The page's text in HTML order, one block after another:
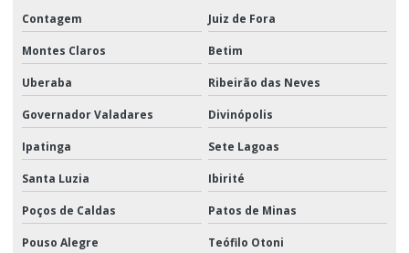
Contagem Juiz de Fora
Montes Claros Betim
Uberaba Ribeirão das Neves
Governador Valadares Divinópolis
Ipatinga Sete Lagoas
Santa Luzia Ibirité
Poços de Caldas Patos de Minas
Pouso Alegre Teófilo Otoni